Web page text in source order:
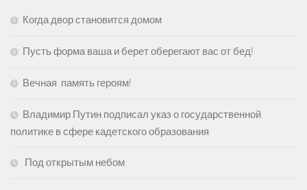
Когда двор становится домом
Пусть форма ваша и берет оберегают вас от бед!
Вечная память героям!
Владимир Путин подписал указ о государственной
политике в сфере кадетского образования
Под открытым небом